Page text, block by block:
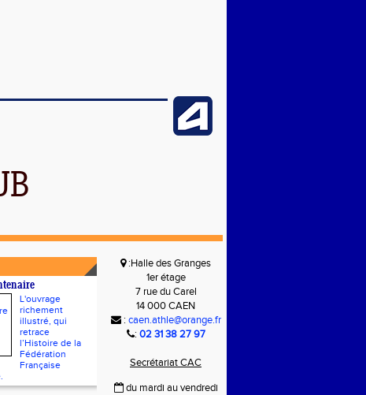
L'ouvrage
richement
illustré, qui
retrace
l’Histoire de la
Fédération
Française
:Halle des Granges
1er étage
7 rue du Carel
14 000 CAEN
: caen.athle@orange.fr
: 02 31 38 27 97
Secrétariat CAC
du mardi au vendredi